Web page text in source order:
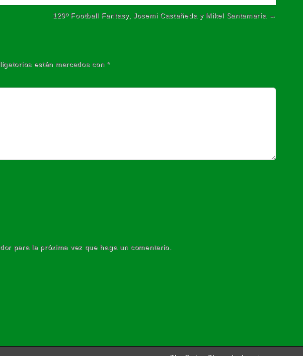
129º Football Fantasy, Josemi Castañeda y Mikel Santamaría →
están marcados con *
para la próxima vez que haga un comentario.